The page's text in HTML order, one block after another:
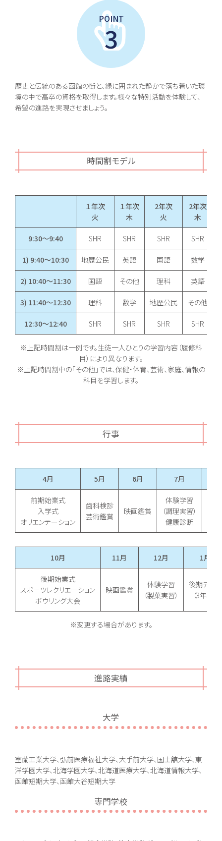
POINT
3
歴史と伝統のある函館の街と、緑に囲まれた静かで落ち着いた環
境の中で高卒の資格を取得します。様々な特別活動を体験して、
希望の進路を実現させましょう。
時間割モデル
１年次
火
１年次
木
2年次
火
2年次
木
9:30～9:40 SHR SHR SHR SHR
1) 9:40～10:30 地歴公民 英語 国語 数学
2) 10:40～11:30 国語 その他 理科 英語
3) 11:40～12:30 理科 数学 地歴公民 その他
12:30～12:40 SHR SHR SHR SHR
※上記時間割は一例です。生徒一人ひとりの学習内容（履修科
目）により異なります。
※上記時間割中の「その他」では、保健・体育、芸術、家庭、情報の
科目を学習します。
行事
4月 5月 6月 7月
前期始業式
入学式
オリエンテーション
歯科検診
芸術鑑賞
映画鑑賞
体験学習
（調理実習）
健康診断
10月 11月 12月 1月
後期始業式
スポーツレクリエーション
ボウリング大会
映画鑑賞
体験学習
（製菓実習）
後期テスト
（3年次）
※変更する場合があります。
進路実績
大学
室蘭工業大学、弘前医療福祉大学、大手前大学、国士舘大学、東
洋学園大学、北海学園大学、北海道医療大学、北海道情報大学、
函館短期大学、函館大谷短期大学
専門学校